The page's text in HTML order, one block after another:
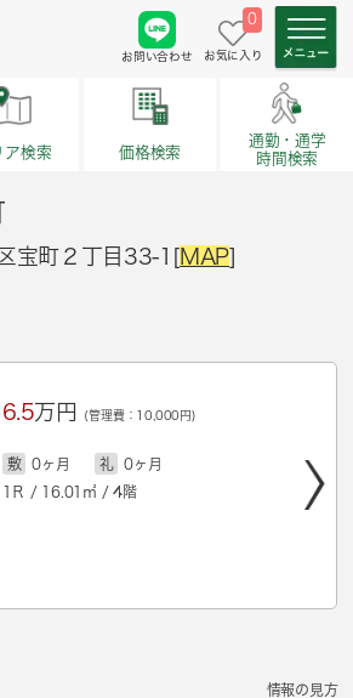
お問い合わせ
0
お気に入り
ア検索 価格検索
通勤・通学
時間検索
宝町２丁目33-1[MAP]
6.5万円 (管理費：10,000円)
敷 0ヶ月 礼
0ヶ月
1Ｒ / 16.01㎡ / 4階
情報の見方